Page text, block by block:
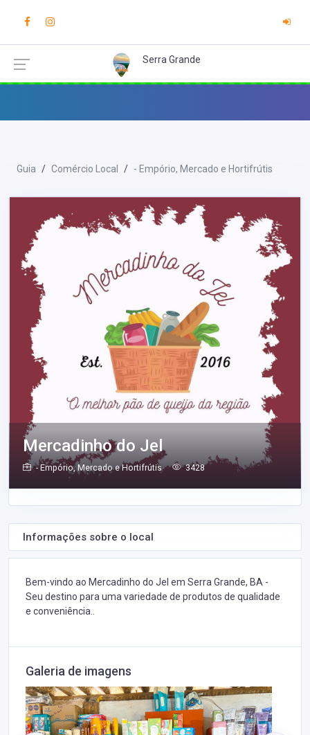
Serra Grande
Guia Comércio Local - Empório, Mercado e Hortifrútis
Mercadinho do Jel
- Empório, Mercado e Hortifrútis 3428
Informações sobre o local
Bem-vindo ao Mercadinho do Jel em Serra Grande, BA -
Seu destino para uma variedade de produtos de qualidade
e conveniência..
Galeria de imagens